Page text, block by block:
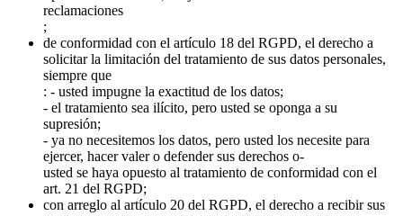
reclamaciones
;
de conformidad con el artículo 18 del RGPD, el derecho a
solicitar la limitación del tratamiento de sus datos personales,
siempre que
: - usted impugne la exactitud de los datos;
- el tratamiento sea ilícito, pero usted se oponga a su
supresión;
- ya no necesitemos los datos, pero usted los necesite para
ejercer, hacer valer o defender sus derechos o-
usted se haya opuesto al tratamiento de conformidad con el
art. 21 del RGPD;
con arreglo al artículo 20 del RGPD, el derecho a recibir sus